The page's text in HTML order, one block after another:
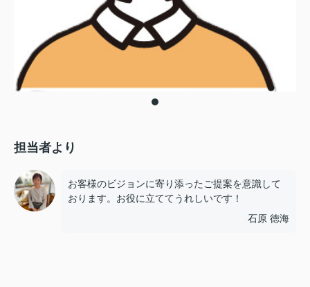
担当者より
お客様のビジョンに寄り添ったご提案を意識して
おります。お役に立ててうれしいです！
石原 徳海